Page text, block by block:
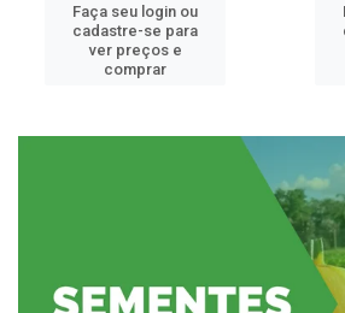
Faça seu login ou
cadastre-se para
ver preços e
comprar